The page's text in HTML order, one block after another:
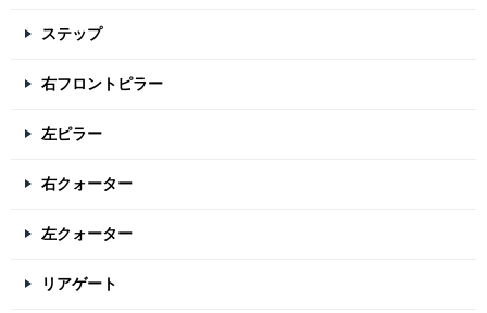
ステップ
右フロントピラー
左ピラー
右クォーター
左クォーター
リアゲート